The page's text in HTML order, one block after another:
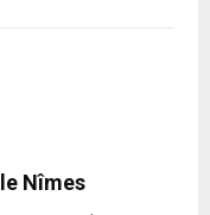
Nîmes